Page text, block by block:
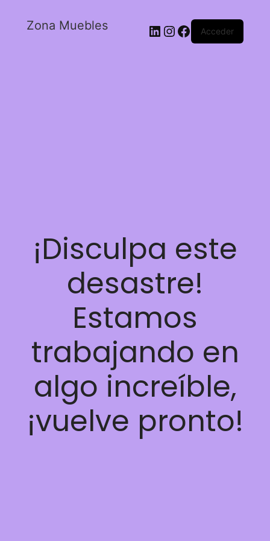
Zona Muebles Acceder
¡Disculpa este
desastre!
Estamos
trabajando en
algo increíble,
¡vuelve pronto!